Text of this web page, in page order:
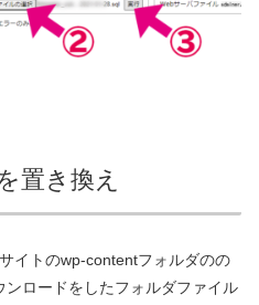
置き換え
イトのwp-contentフォルダのの
ロードをしたフォルダファイル